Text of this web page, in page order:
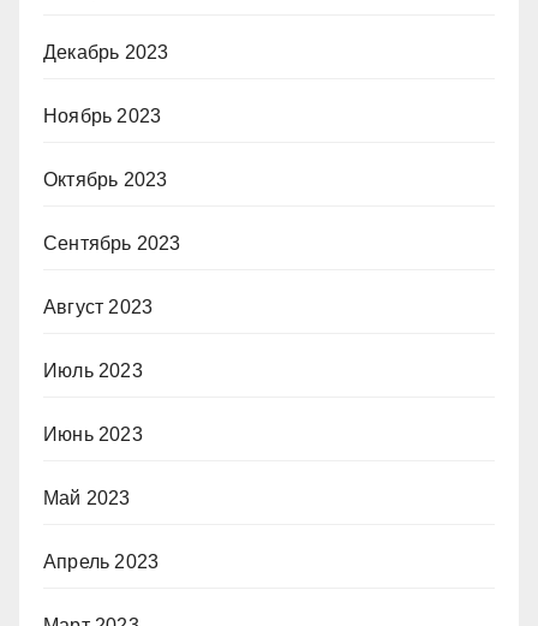
Декабрь 2023
Ноябрь 2023
Октябрь 2023
Сентябрь 2023
Август 2023
Июль 2023
Июнь 2023
Май 2023
Апрель 2023